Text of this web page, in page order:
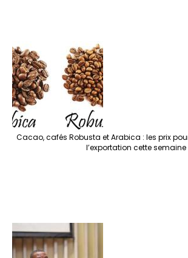
Cacao, cafés Robusta et Arabica : les prix
l’exportation cette semaine